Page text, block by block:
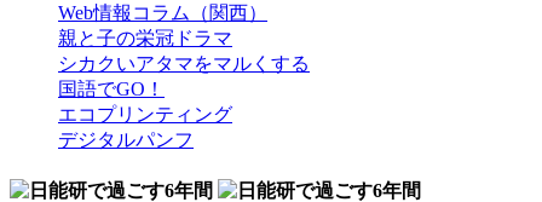
Web情報コラム（関西）
親と子の栄冠ドラマ
シカクいアタマをマルくする
国語でGO！
エコプリンティング
デジタルパンフ